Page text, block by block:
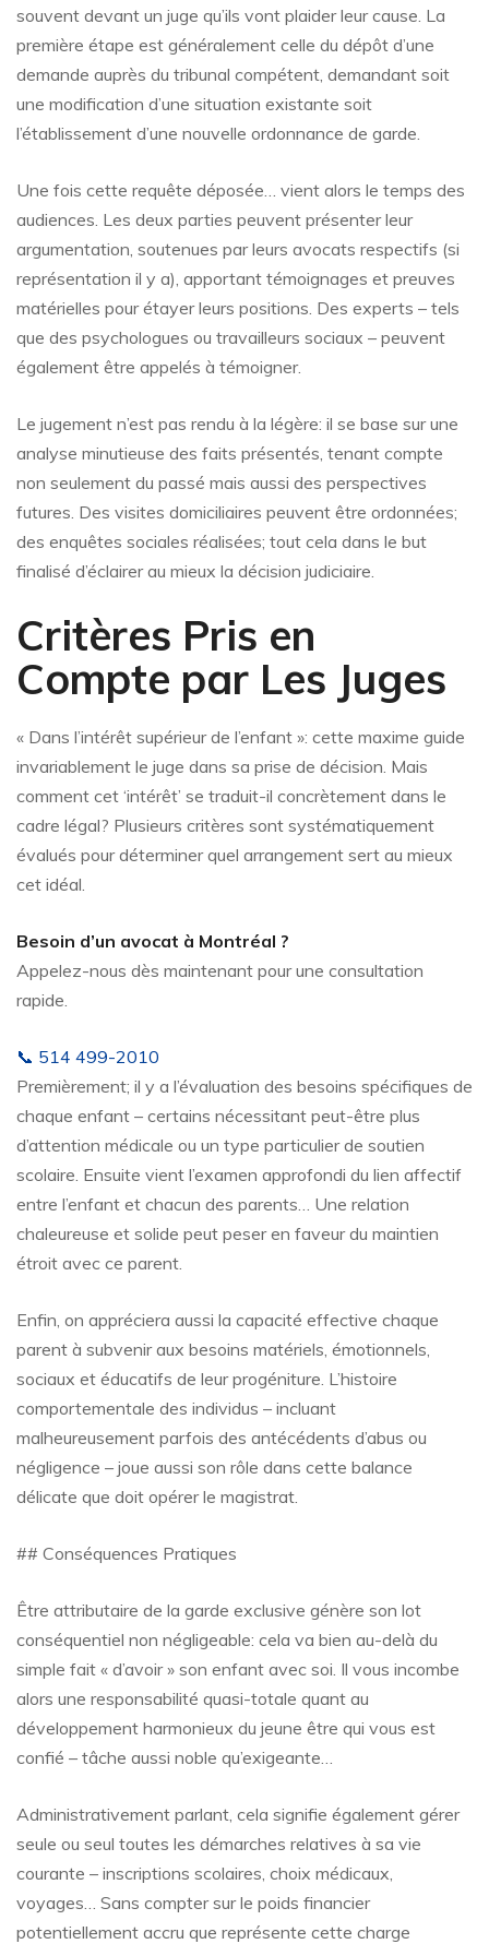
souvent devant un juge qu’ils vont plaider leur cause. La
première étape est généralement celle du dépôt d’une
demande auprès du tribunal compétent, demandant soit
une modification d’une situation existante soit
l’établissement d’une nouvelle ordonnance de garde.
Une fois cette requête déposée… vient alors le temps des
audiences. Les deux parties peuvent présenter leur
argumentation, soutenues par leurs avocats respectifs (si
représentation il y a), apportant témoignages et preuves
matérielles pour étayer leurs positions. Des experts – tels
que des psychologues ou travailleurs sociaux – peuvent
également être appelés à témoigner.
Le jugement n’est pas rendu à la légère: il se base sur une
analyse minutieuse des faits présentés, tenant compte
non seulement du passé mais aussi des perspectives
futures. Des visites domiciliaires peuvent être ordonnées;
des enquêtes sociales réalisées; tout cela dans le but
finalisé d’éclairer au mieux la décision judiciaire.
Critères Pris en
Compte par Les Juges
« Dans l’intérêt supérieur de l’enfant »: cette maxime guide
invariablement le juge dans sa prise de décision. Mais
comment cet ‘intérêt’ se traduit-il concrètement dans le
cadre légal? Plusieurs critères sont systématiquement
évalués pour déterminer quel arrangement sert au mieux
cet idéal.
Besoin d’un avocat à Montréal ?
Appelez-nous dès maintenant pour une consultation
rapide.
📞 514 499-2010
Premièrement; il y a l’évaluation des besoins spécifiques de
chaque enfant – certains nécessitant peut-être plus
d’attention médicale ou un type particulier de soutien
scolaire. Ensuite vient l’examen approfondi du lien affectif
entre l’enfant et chacun des parents… Une relation
chaleureuse et solide peut peser en faveur du maintien
étroit avec ce parent.
Enfin, on appréciera aussi la capacité effective chaque
parent à subvenir aux besoins matériels, émotionnels,
sociaux et éducatifs de leur progéniture. L’histoire
comportementale des individus – incluant
malheureusement parfois des antécédents d’abus ou
négligence – joue aussi son rôle dans cette balance
délicate que doit opérer le magistrat.
## Conséquences Pratiques
Être attributaire de la garde exclusive génère son lot
conséquentiel non négligeable: cela va bien au-delà du
simple fait « d’avoir » son enfant avec soi. Il vous incombe
alors une responsabilité quasi-totale quant au
développement harmonieux du jeune être qui vous est
confié – tâche aussi noble qu’exigeante…
Administrativement parlant, cela signifie également gérer
seule ou seul toutes les démarches relatives à sa vie
courante – inscriptions scolaires, choix médicaux,
voyages… Sans compter sur le poids financier
potentiellement accru que représente cette charge